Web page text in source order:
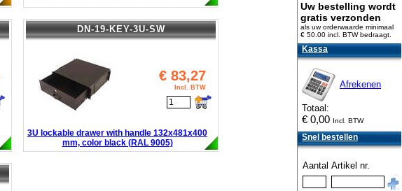
DN-19-KEY-3U-SW
€ 83,27
Incl. BTW
3U lockable drawer with handle 132x481x400
mm, color black (RAL 9005)
Uw bestelling wordt
gratis verzonden
als uw orderwaarde minimaal
€ 50.00 incl. BTWbedraagt.
Kassa
Afrekenen
Totaal:
€ 0,00 Incl. BTW
Snel bestellen
Aantal Artikel nr.